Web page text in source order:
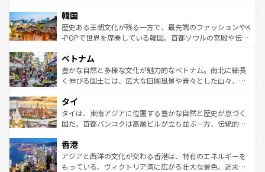
ワイを、存分に味わってほしい。 なお、新着のハワイ情報
はコンテンツ一覧を参照してほしい。
いる。アクティビティも充実しており、サーフィンやダイ
ビング、ハイキングなど、アウトドア好きにはたまらな
い。オーストラリアの多彩な魅力を存分に味わいつくそ
参照してほしい。
ン）、静ひつな山岳地帯である台湾東部など、都市の喧騒
と山間の静けさが共存しており、訪れる人に新しい発見と
驚きをもたらしてくれる。また、奥深い台湾の食文化も魅
容にもいいと評判のスイーツなど、バラエティ豊かな料理
が味わえる。 なお、新着の台湾情報は コンテンツ一覧を参
照してほしい。
韓国
歴史ある王朝文化が残る一方で、最先端のファッションやK
-POPで世界を席巻している韓国。首都ソウルの宮殿や伝統
き、地方に足を延ばせば四季折々の自然美を楽しむことが
できる。そして、キムチや焼肉、絶品のストリートフード
まで、さまざまな韓国料理が待っている。夜には、韓国な
リティに包まれながら、韓国の多彩な魅力を心ゆくまで味
わってみてほしい。 なお、新着の韓国情報はコンテンツ一
覧を参照してほしい。
ベトナム
豊かな自然と多様な文化が魅力的なベトナム。南北に細長
く伸びる国土には、広大な田園風景や青々とした山々、世
急速な発展と共に伝統が息づく。ハノイの古い町並みやホ
ーチミン市のフランス統治時代の建物も、独特の雰囲気を
醸し出している。また、バラエティの豊かさとおいしさで
とつ。フォーやバインミー、ベトナムコーヒーなどは、ぜ
ひ現地で味わいたい。どの地域を訪れてもあたたかい人々
が旅行者を迎えてくれるので、きっと忘れられない旅にな
タイ
タイは、東南アジアに位置する豊かな自然と歴史が息づく
国だ。首都バンコクは高層ビルが立ち並ぶ一方、伝統的な
の活気が交差している。北部ではチェンマイなどの山岳地
帯で自然と触れ合い、南部ではプーケットやクラビの美し
いビーチでリゾート気分を楽しむことができる。タイ料理
香港
アジアと西洋の文化が交わる香港は、特有のエネルギーを
もっている。ヴィクトリア湾に広がる壮大な景色、近未来